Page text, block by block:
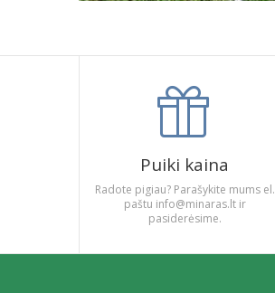
Puiki kaina
Radote pigiau? Parašykite mums el.
paštu info@minaras.lt ir
pasiderėsime.